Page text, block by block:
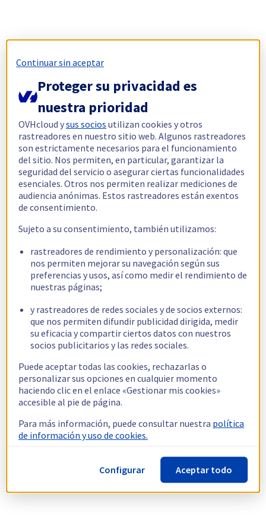
Continuar sin aceptar
Proteger su privacidad es
nuestra prioridad
OVHcloud ysus socios utilizan cookies y otros
rastreadores en nuestro sitio web. Algunos rastreadores
son estrictamente necesarios para el funcionamiento
del sitio. Nos permiten, en particular, garantizar la
seguridad del servicio o asegurar ciertas funcionalidades
esenciales. Otros nos permiten realizar mediciones de
audiencia anónimas. Estos rastreadores están exentos
de consentimiento.
Sujeto a su consentimiento, también utilizamos:
rastreadores de rendimiento y personalización: que
nos permiten mejorar su navegación según sus
preferencias y usos, así como medir el rendimiento de
nuestras páginas;
y rastreadores de redes sociales y de socios externos:
que nos permiten difundir publicidad dirigida, medir
su eficacia y compartir ciertos datos con nuestros
socios publicitarios y las redes sociales.
Puede aceptar todas las cookies, rechazarlas o
personalizar sus opciones en cualquier momento
haciendo clic en el enlace «Gestionar mis cookies»
accesible al pie de página.
Para más información, puede consultar nuestra política
de información y uso de cookies.
Configurar Aceptar todo